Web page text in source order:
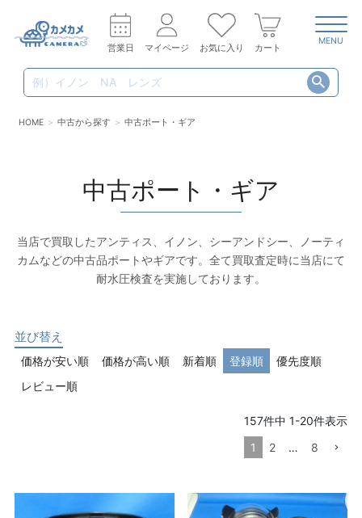
営業日 マイページ お気に入り カート
MENU
HOME 中古から探す 中古ポート・ギア
中古ポート・ギア
当店で買取したアンティス、イノン、シーアンドシー、ノーティ
カムなどの中古品ポートやギアです。全て買取査定時に当店にて
耐水圧検査を実施しております。
並び替え
価格が安い順 価格が高い順 新着順 登録順
優先度順
レビュー順
157件中 1-20件表示
1
2 … 8